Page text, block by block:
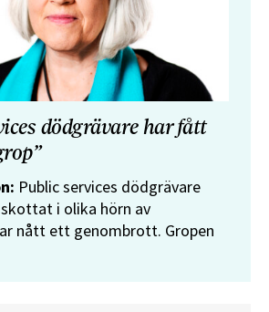
dödgrävare har fått
Public services dödgrävare
i olika hörn av
nått ett genombrott. Gropen